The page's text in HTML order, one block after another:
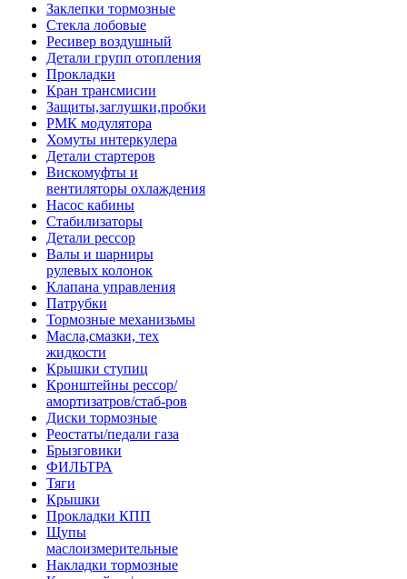
Заклепки тормозные
Стекла лобовые
Ресивер воздушный
Детали групп отопления
Прокладки
Кран трансмисии
Защиты,заглушки,пробки
РМК модулятора
Хомуты интеркулера
Детали стартеров
Вискомуфты и
вентиляторы охлаждения
Насос кабины
Стабилизаторы
Детали рессор
Валы и шарниры
рулевых колонок
Клапана управления
Патрубки
Тормозные механизьмы
Масла,смазки, тех
жидкости
Крышки ступиц
Кронштейны рессор/
амортизатров/стаб-ров
Диски тормозные
Реостаты/педали газа
Брызговики
ФИЛЬТРА
Тяги
Крышки
Прокладки КПП
Щупы
маслоизмерительные
Накладки тормозные